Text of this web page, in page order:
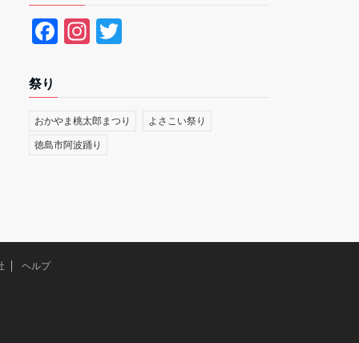
F
b
o
In
a
m
祭り
おかやま桃太郎まつり よさこい祭り
徳島市阿波踊り
ヘルプ